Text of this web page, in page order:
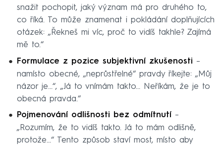
snažit pochopit, jaký význam má pro druhého to,
co říká. To může znamenat i pokládání doplňujících
otázek: „Řekneš mi víc, proč to vidíš takhle? Zajímá
mě to.“
Formulace z pozice subjektivní zkušenosti –
namísto obecné, „neprůstřelné“ pravdy říkejte: „Můj
názor je…“, „Já to vnímám takto… Neříkám, že je to
obecná pravda.“
Pojmenování odlišnosti bez odmítnutí –
„Rozumím, že to vidíš takto. Já to mám odlišně,
protože…“ Tento způsob staví most, místo aby